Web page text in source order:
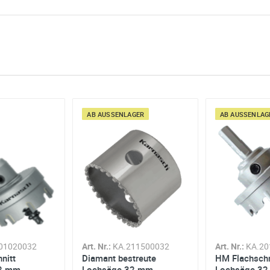
160mm Tiefschnitt
Lochsäge
SIE SPAREN 13% ZUM UVP
ab26,95€
Art. Nr.:
HM-Vorbohrer für
160mm Tiefschnitt
Lochsäge
SIE SPAREN 13% ZUM UVP
ab
aus dem Kontaktformular zur Beantwortung meiner
abgeschlossener Bearbeitung Ihrer Anfrage gelöscht. Sie
Detaillierte Informationen zum Umgang mit Nutzerdaten
Art. Nr.: KA.211500032
Diamant bestreute
AB AUSSENLAGER
Art. Nr.:
HM
AB